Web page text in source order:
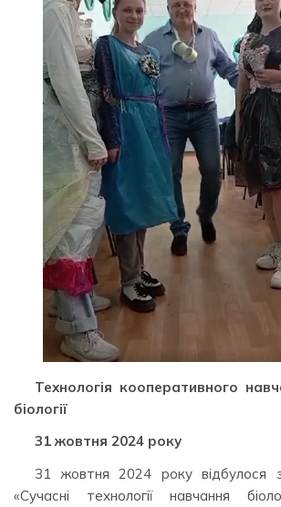
Технологія кооперативного
біології
31 жовтня 2024 року
31 жовтня 2024 року відбулося
«Сучасні технології навчання